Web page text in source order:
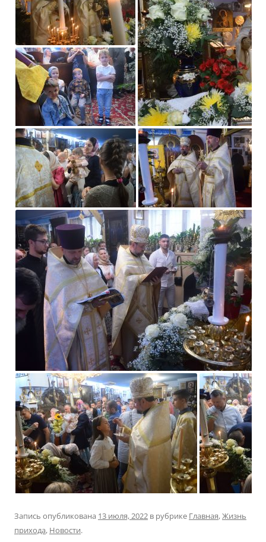
Запись опубликована 13 июля, 2022 в рубрике Главная,Жизнь
прихода, Новости.